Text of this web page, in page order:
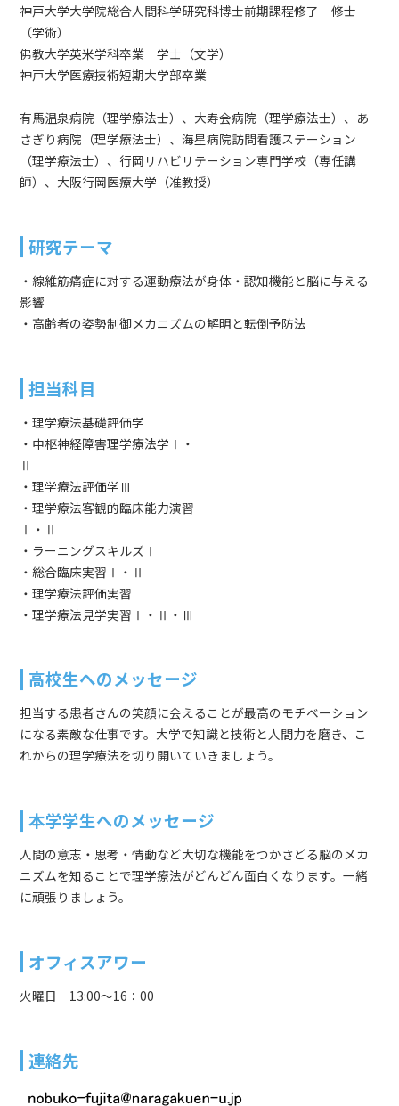
神戸大学大学院総合人間科学研究科博士前期課程修了 修士
（学術）
佛教大学英米学科卒業 学士（文学）
神戸大学医療技術短期大学部卒業
有馬温泉病院（理学療法士）、大寿会病院（理学療法士）、あ
さぎり病院（理学療法士）、海星病院訪問看護ステーション
（理学療法士）、行岡リハビリテーション専門学校（専任講
師）、大阪行岡医療大学（准教授）
研究テーマ
・線維筋痛症に対する運動療法が身体・認知機能と脳に与える
影響
・高齢者の姿勢制御メカニズムの解明と転倒予防法
担当科目
・理学療法基礎評価学
・中枢神経障害理学療法学Ⅰ・
Ⅱ
・理学療法評価学Ⅲ
・理学療法客観的臨床能力演習
Ⅰ・Ⅱ
・ラーニングスキルズⅠ
・総合臨床実習Ⅰ・Ⅱ
・理学療法評価実習
・理学療法見学実習Ⅰ・Ⅱ・Ⅲ
高校生へのメッセージ
担当する患者さんの笑顔に会えることが最高のモチベーション
になる素敵な仕事です。大学で知識と技術と人間力を磨き、こ
れからの理学療法を切り開いていきましょう。
本学学生へのメッセージ
人間の意志・思考・情動など大切な機能をつかさどる脳のメカ
ニズムを知ることで理学療法がどんどん面白くなります。一緒
に頑張りましょう。
オフィスアワー
火曜日 13:00～16：00
連絡先